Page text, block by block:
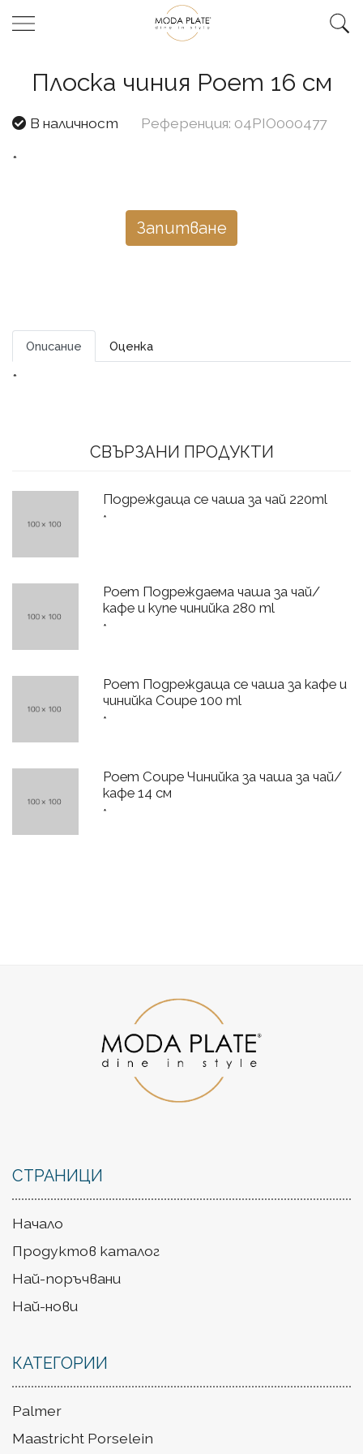
Плоска чиния Poem 16 см
В наличност Референция: 04PIO000477
*
Запитване
Описание Оценка
*
СВЪРЗАНИ ПРОДУКТИ
Подреждаща се чаша за чай 220ml
*
Poem Подреждаема чаша за чай/
кафе и купе чинийка 280 ml
*
Poem Подреждаща се чаша за кафе и
чинийка Coupe 100 ml
*
Poem Coupe Чинийка за чаша за чай/
кафе 14 см
*
СТРАНИЦИ
Начало
Продуктов каталог
Най-поръчвани
Най-нови
КАТЕГОРИИ
Palmer
Maastricht Porselein